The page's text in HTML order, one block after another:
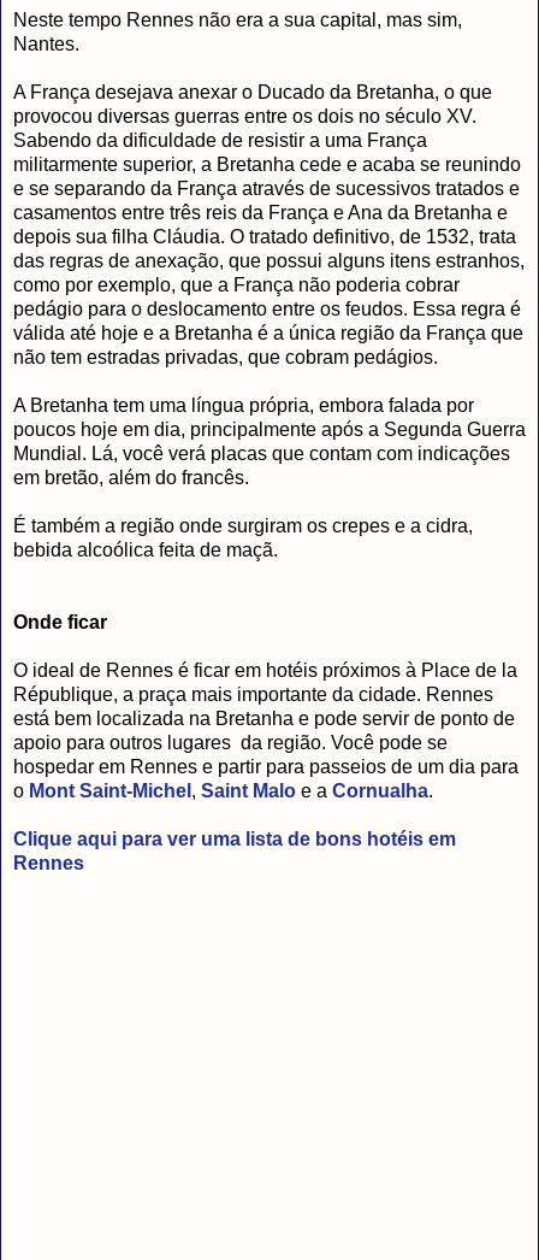
Neste tempo Rennes não era a sua capital, mas sim,
Nantes.
A França desejava anexar o Ducado da Bretanha, o que
provocou diversas guerras entre os dois no século XV.
Sabendo da dificuldade de resistir a uma França
militarmente superior, a Bretanha cede e acaba se reunindo
e se separando da França através de sucessivos tratados e
casamentos entre três reis da França e Ana da Bretanha e
depois sua filha Cláudia. O tratado definitivo, de 1532, trata
das regras de anexação, que possui alguns itens estranhos,
como por exemplo, que a França não poderia cobrar
pedágio para o deslocamento entre os feudos. Essa regra é
válida até hoje e a Bretanha é a única região da França que
não tem estradas privadas, que cobram pedágios.
A Bretanha tem uma língua própria, embora falada por
poucos hoje em dia, principalmente após a Segunda Guerra
Mundial. Lá, você verá placas que contam com indicações
em bretão, além do francês.
É também a região onde surgiram os crepes e a cidra,
bebida alcoólica feita de maçã.
Onde ficar
O ideal de Rennes é ficar em hotéis próximos à Place de la
République, a praça mais importante da cidade. Rennes
está bem localizada na Bretanha e pode servir de ponto de
apoio para outros lugares da região. Você pode se
hospedar em Rennes e partir para passeios de um dia para
o Mont Saint-Michel , Saint Malo e a Cornualha.
Clique aqui para ver uma lista de bons hotéis em
Rennes